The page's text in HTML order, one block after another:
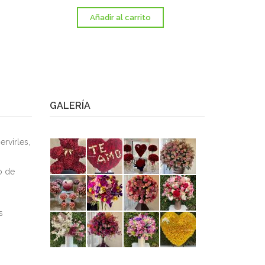
Añadir al carrito
de
GALERÍA